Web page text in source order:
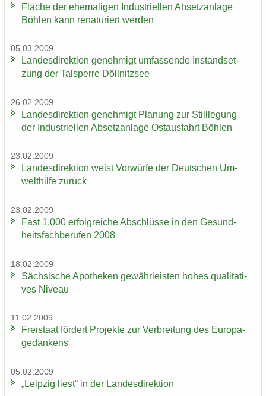
Flä­che der ehe­ma­li­gen In­dus­tri­el­len Ab­setz­an­la­ge
Böh­len kann re­na­tu­riert wer­den
05.03.2009
Lan­des­di­rek­ti­on ge­neh­migt um­fas­sen­de In­stand­set­
zung der Tal­sper­re Döll­nitz­see
26.02.2009
Lan­des­di­rek­ti­on ge­neh­migt Pla­nung zur Still­le­gung
der In­dus­tri­el­len Ab­setz­an­la­ge Ost­aus­fahrt Böh­len
23.02.2009
Lan­des­di­rek­ti­on weist Vor­wür­fe der Deut­schen Um­
welt­hil­fe zu­rück
23.02.2009
Fast 1.000 er­folg­rei­che Ab­schlüs­se in den Ge­sund­
heits­fach­be­ru­fen 2008
18.02.2009
Säch­si­sche Apo­the­ken ge­währ­leis­ten hohes qua­li­ta­ti­
ves Ni­veau
11.02.2009
Frei­staat för­dert Pro­jek­te zur Ver­brei­tung des Eu­ro­pa­
ge­dan­kens
05.02.2009
„Leip­zig liest“ in der Lan­des­di­rek­ti­on